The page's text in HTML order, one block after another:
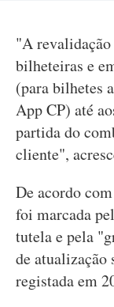
"A
bilheteiras e
(para bilhetes
App CP) até
partida do
cliente",
De acordo
foi marcada
tutela e pela
de atualização
registada em